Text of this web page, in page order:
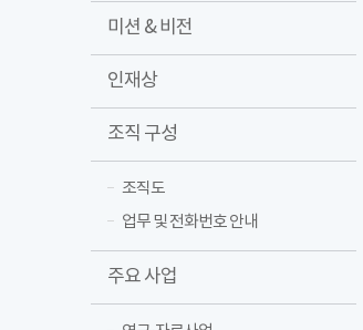
미션 & 비전
인재상
조직 구성
조직도
업무 및 전화번호 안내
주요 사업